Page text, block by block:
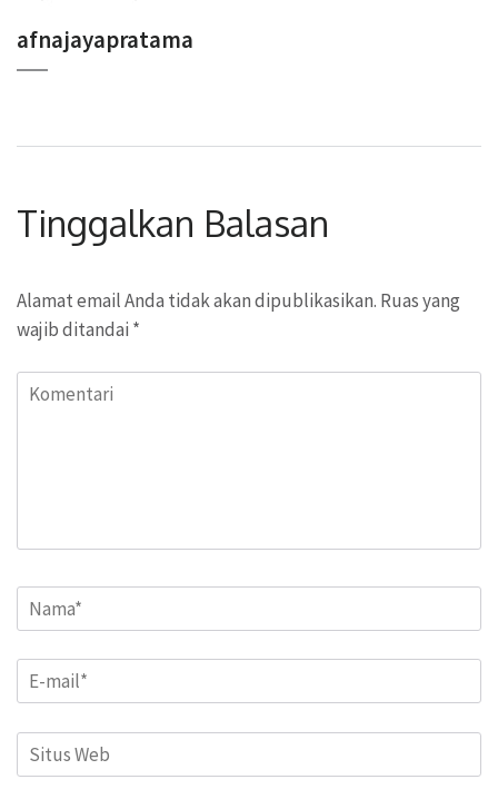
afnajayapratama
Tinggalkan Balasan
Alamat email Anda tidak akan dipublikasikan. Ruas yang
wajib ditandai *
Komentari
Name*
Email*
Situs
Web